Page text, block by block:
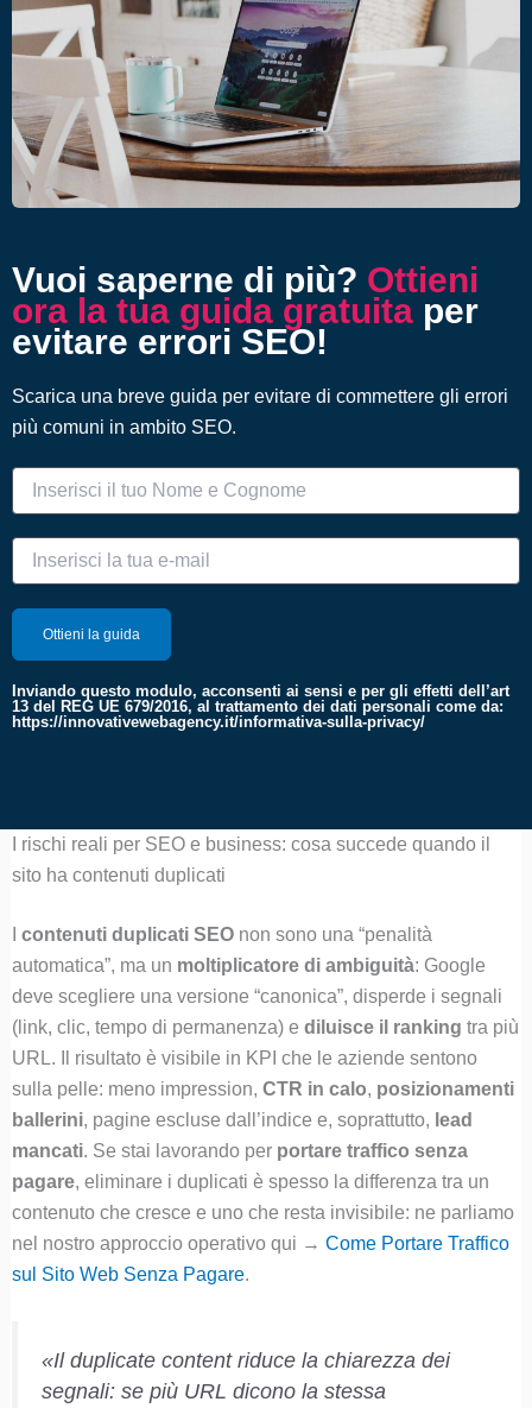
Vuoi saperne di più? Ottieni
ora la tua guida gratuita per
evitare errori SEO!
Scarica una breve guida per evitare di commettere gli errori
più comuni in ambito SEO.
Inviando questo modulo, acconsenti ai sensi e per gli effetti dell’art
13 del REG UE 679/2016, al trattamento dei dati personali come da:
https://innovativewebagency.it/informativa-sulla-privacy/
I rischi reali per SEO e business: cosa succede quando il
sito ha contenuti duplicati
contenuti duplicati SEOnon sono una “penalità
automatica”, ma un moltiplicatore di ambiguità: Google
deve scegliere una versione “canonica”, disperde i segnali
(link, clic, tempo di permanenza) e diluisce il ranking tra più
URL. Il risultato è visibile in KPI che le aziende sentono
sulla pelle: meno impression, CTR in calo, posizionamenti
ballerini, pagine escluse dall’indice e, soprattutto, lead
mancati. Se stai lavorando per portare traffico senza
pagare, eliminare i duplicati è spesso la differenza tra un
contenuto che cresce e uno che resta invisibile: ne parliamo
nel nostro approccio operativo qui → Come Portare Traffico
sul Sito Web Senza Pagare.
«Il duplicate content riduce la chiarezza dei
segnali: se più URL dicono la stessa